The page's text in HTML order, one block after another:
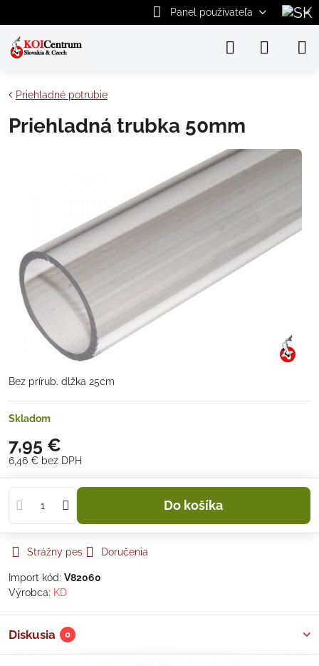
Panel používateľa
Priehladné potrubie
Priehladná trubka 50mm
Bez prírub. dlžka 25cm
Skladom
7,95 €
6,46 € bez DPH
Do košíka
Strážny pes Doručenia
Import kód: V82060
Výrobca: KD
Diskusia 0